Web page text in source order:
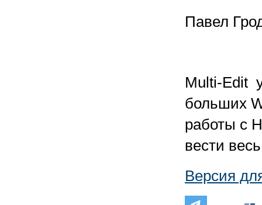
Павел
Multi-Edit
больших
работы с
вести
Версия